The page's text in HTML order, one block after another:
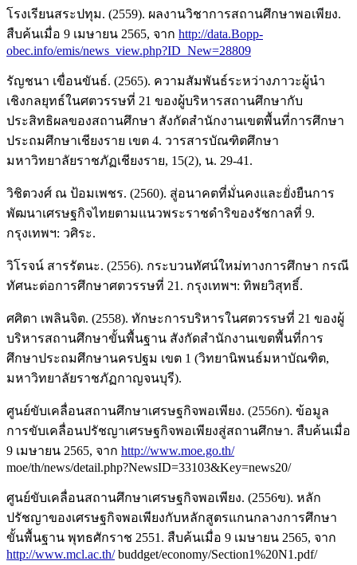
โรงเรียนสระปทุม. (2559). ผลงานวิชาการสถานศึกษาพอเพียง.
สืบค้นเมื่อ 9 เมษายน 2565, จาก http://data.Bopp-
obec.info/emis/news_view.php?ID_New=28809
รัญชนา เขื่อนขันธ์. (2565). ความสัมพันธ์ระหว่างภาวะผู้นำ
เชิงกลยุทธ์ในศตวรรษที่ 21 ของผู้บริหารสถานศึกษากับ
ประสิทธิผลของสถานศึกษา สังกัดสำนักงานเขตพื้นที่การศึกษา
ประถมศึกษาเชียงราย เขต 4. วารสารบัณฑิตศึกษา
มหาวิทยาลัยราชภัฏเชียงราย, 15(2), น. 29-41.
วิชิตวงศ์ ณ ป้อมเพชร. (2560). สู่อนาคตที่มั่นคงและยั่งยืนการ
พัฒนาเศรษฐกิจไทยตามแนวพระราชดำริของรัชกาลที่ 9.
กรุงเทพฯ: วศิระ.
วิโรจน์ สารรัตนะ. (2556). กระบวนทัศน์ใหม่ทางการศึกษา กรณี
ทัศนะต่อการศึกษาศตวรรษที่ 21. กรุงเทพฯ: ทิพยวิสุทธิ์.
ศศิตา เพลินจิต. (2558). ทักษะการบริหารในศตวรรษที่ 21 ของผู้
บริหารสถานศึกษาขั้นพื้นฐาน สังกัดสำนักงานเขตพื้นที่การ
ศึกษาประถมศึกษานครปฐม เขต 1 (วิทยานิพนธ์มหาบัณฑิต,
มหาวิทยาลัยราชภัฏกาญจนบุรี).
ศูนย์ขับเคลื่อนสถานศึกษาเศรษฐกิจพอเพียง. (2556ก). ข้อมูล
การขับเคลื่อนปรัชญาเศรษฐกิจพอเพียงสู่สถานศึกษา. สืบค้นเมื่อ
9 เมษายน 2565, จาก http://www.moe.go.th/
moe/th/news/detail.php?NewsID=33103&Key=news20/
ศูนย์ขับเคลื่อนสถานศึกษาเศรษฐกิจพอเพียง. (2556ข). หลัก
ปรัชญาของเศรษฐกิจพอเพียงกับหลักสูตรแกนกลางการศึกษา
ขั้นพื้นฐาน พุทธศักราช 2551. สืบค้นเมื่อ 9 เมษายน 2565, จาก
http://www.mcl.ac.th/buddget/economy/Section1%20N1.pdf/